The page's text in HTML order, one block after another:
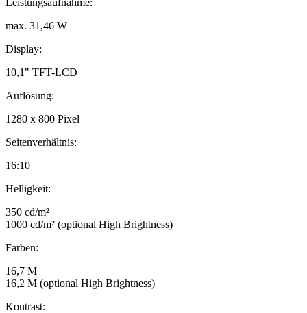
max. 31,46 W
Display:
10,1" TFT-LCD
Auflösung:
1280 x 800 Pixel
Seitenverhältnis:
16:10
Helligkeit:
350 cd/m²
1000 cd/m² (optional High Brightness)
Farben:
16,7 M
16,2 M (optional High Brightness)
Kontrast: